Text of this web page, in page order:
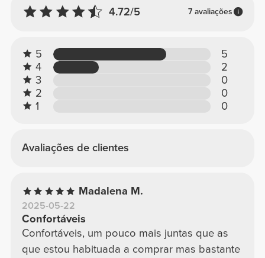
4.72/5 7 avaliações
5
5
4
2
3
0
2
0
1
0
Avaliações de clientes
Madalena M.
2025-05-22
Confortáveis
Confortáveis, um pouco mais juntas que as
que estou habituada a comprar mas bastante